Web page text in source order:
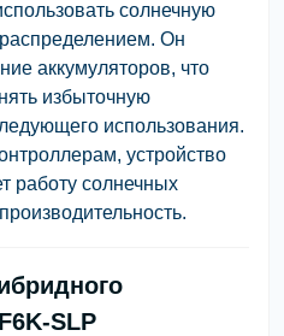
солнечную
Он
аккумуляторов, что
избыточную
использования.
устройство
работу солнечных
SLP